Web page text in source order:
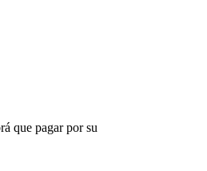
que pagar por su